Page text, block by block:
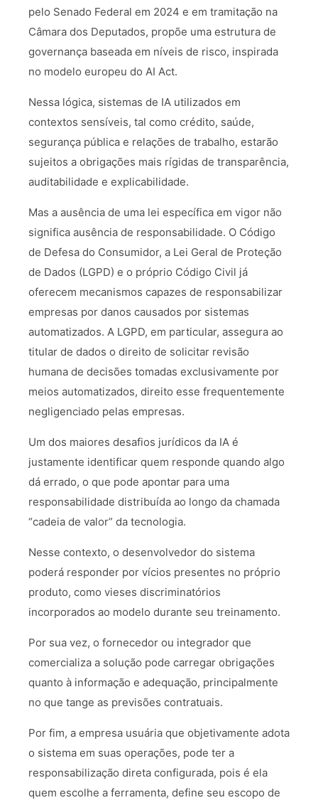
pelo Senado Federal em 2024 e em tramitação na
Câmara dos Deputados, propõe uma estrutura de
governança baseada em níveis de risco, inspirada
no modelo europeu do AI Act.
Nessa lógica, sistemas de IA utilizados em
contextos sensíveis, tal como crédito, saúde,
segurança pública e relações de trabalho, estarão
sujeitos a obrigações mais rígidas de transparência,
auditabilidade e explicabilidade.
Mas a ausência de uma lei específica em vigor não
significa ausência de responsabilidade. O Código
de Defesa do Consumidor, a Lei Geral de Proteção
de Dados (LGPD) e o próprio Código Civil já
oferecem mecanismos capazes de responsabilizar
empresas por danos causados por sistemas
automatizados. A LGPD, em particular, assegura ao
titular de dados o direito de solicitar revisão
humana de decisões tomadas exclusivamente por
meios automatizados, direito esse frequentemente
negligenciado pelas empresas.
Um dos maiores desafios jurídicos da IA é
justamente identificar quem responde quando algo
dá errado, o que pode apontar para uma
responsabilidade distribuída ao longo da chamada
“cadeia de valor” da tecnologia.
Nesse contexto, o desenvolvedor do sistema
poderá responder por vícios presentes no próprio
produto, como vieses discriminatórios
incorporados ao modelo durante seu treinamento.
Por sua vez, o fornecedor ou integrador que
comercializa a solução pode carregar obrigações
quanto à informação e adequação, principalmente
no que tange as previsões contratuais.
Por fim, a empresa usuária que objetivamente adota
o sistema em suas operações, pode ter a
responsabilização direta configurada, pois é ela
quem escolhe a ferramenta, define seu escopo de